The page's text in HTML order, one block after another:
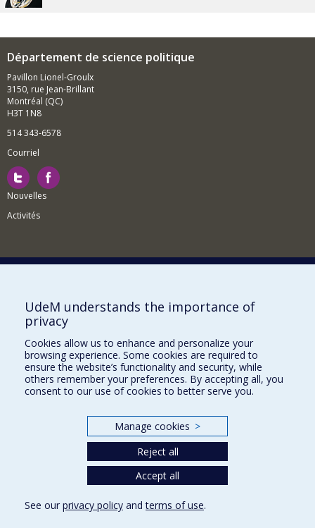
Département de science politique
Pavillon Lionel-Groulx
3150, rue Jean-Brillant
Montréal (QC)
H3T 1N8
514 343-6578
Courriel
Nouvelles
Activités
Comment soutenir le Département?
BESOIN D'AIDE?
Plan du site
Signaler une erreur
Accessibilité
Nos départements et écoles
UdeM understands the importance of
privacy
Cookies allow us to enhance and personalize your
browsing experience. Some cookies are required to
ensure the website’s functionality and security, while
others remember your preferences. By accepting all, you
consent to our use of cookies to better serve you.
Manage cookies >
Reject all
Accept all
See our privacy policy andterms of use.